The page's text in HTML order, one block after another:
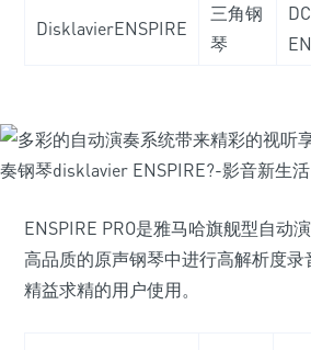
DisklavierENSPIRE
三角钢
琴
ENSPIRE PRO是雅马哈旗舰型自动
高品质的原声钢琴中进行高解析度录
精益求精的用户使用。